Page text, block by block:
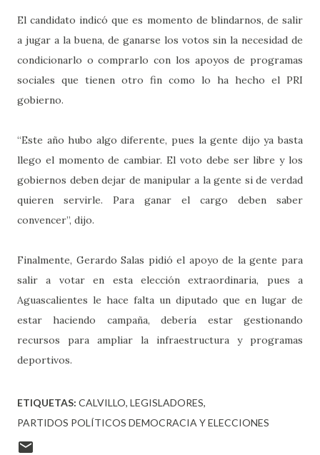
El candidato indicó que es momento de blindarnos, de salir
a jugar a la buena, de ganarse los votos sin la necesidad de
condicionarlo o comprarlo con los apoyos de programas
sociales que tienen otro fin como lo ha hecho el PRI
gobierno.
“Este año hubo algo diferente, pues la gente dijo ya basta
llego el momento de cambiar. El voto debe ser libre y los
gobiernos deben dejar de manipular a la gente si de verdad
quieren servirle. Para ganar el cargo deben saber
convencer”, dijo.
Finalmente, Gerardo Salas pidió el apoyo de la gente para
salir a votar en esta elección extraordinaria, pues a
Aguascalientes le hace falta un diputado que en lugar de
estar haciendo campaña, debería estar gestionando
recursos para ampliar la infraestructura y programas
deportivos.
ETIQUETAS: CALVILLO LEGISLADORES
PARTIDOS POLÍTICOS DEMOCRACIA Y ELECCIONES